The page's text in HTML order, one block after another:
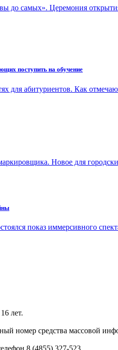
до самых». Церемония
поступить на обучение
для абитуриентов. Как
Новое для
показ иммерсивного
лет.
номер средства массовой